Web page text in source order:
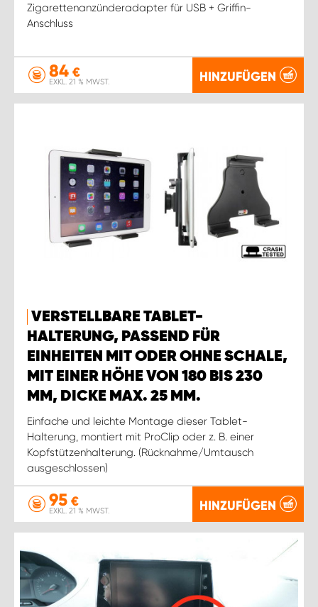
Zigarettenanzünderadapter für USB + Griffin-
Anschluss
84 €
EXKL. 21 % MWST. HINZUFÜGEN
VERSTELLBARE TABLET-
HALTERUNG, PASSEND FÜR
EINHEITEN MIT ODER OHNE SCHALE,
MIT EINER HÖHE VON 180 BIS 230
MM, DICKE MAX. 25 MM.
Einfache und leichte Montage dieser Tablet-
Halterung, montiert mit ProClip oder z. B. einer
Kopfstützenhalterung. (Rücknahme/Umtausch
ausgeschlossen)
95 €
EXKL. 21 % MWST. HINZUFÜGEN